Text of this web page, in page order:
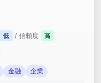
低 / 信頼度 高
金融 企業